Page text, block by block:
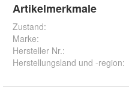
Artikelmerkmale
Zustand:
Marke:
Hersteller Nr.:
Herstellungsland und -region: